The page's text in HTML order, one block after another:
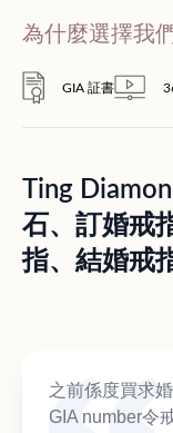
為什麼選擇我
GIA 証書
Ting
石、訂婚戒
指、結婚戒
之前係度買求
GIA number令